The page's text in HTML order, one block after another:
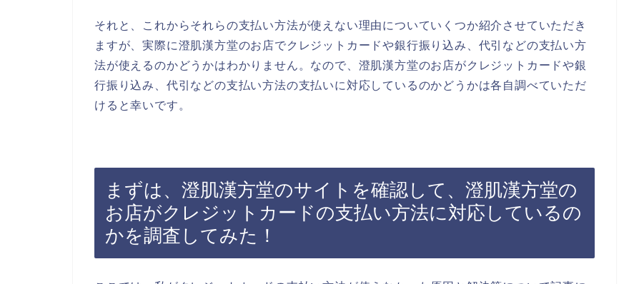
それと、これからそれらの支払い方法が使えない理由についていくつか紹介させていただき
ますが、実際に澄肌漢方堂のお店でクレジットカードや銀行振り込み、代引などの支払い方
法が使えるのかどうかはわかりません。なので、澄肌漢方堂のお店がクレジットカードや銀
行振り込み、代引などの支払い方法の支払いに対応しているのかどうかは各自調べていただ
けると幸いです。
まずは、澄肌漢方堂のサイトを確認して、澄肌漢方堂の
お店がクレジットカードの支払い方法に対応しているの
かを調査してみた！